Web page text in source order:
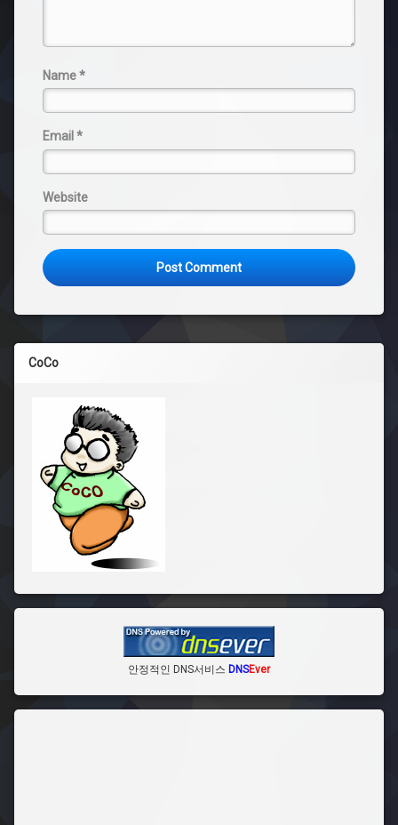
Name*
Email *
Website
CoCo
안정적인 DNS서비스 DNSEver